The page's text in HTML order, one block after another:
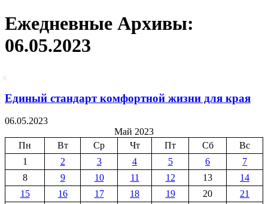
Ежедневные Архивы:
06.05.2023
Единый стандарт комфортной жизни для края
06.05.2023
Май 2023
Пн
Вт Ср Чт Пт Сб
Вс
1
2 3 4 5 6
7
8
9 10 11 12 13
14
15
16 17 18 19 20
21